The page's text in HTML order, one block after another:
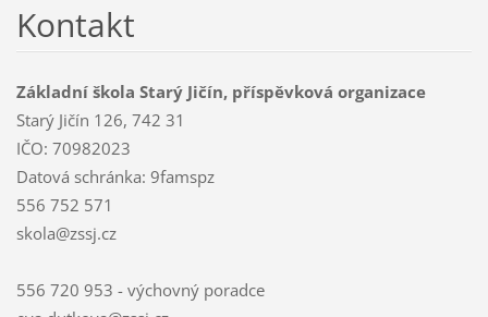
Kontakt
Základní škola Starý Jičín, příspěvková organizace
Starý Jičín 126, 742 31
IČO: 70982023
Datová schránka: 9famspz
556 752 571
skola@zssj.cz
556 720 953 - výchovný poradce